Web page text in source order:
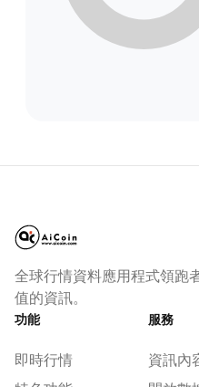
全球行情資料應用程式領跑
值的資訊。
功能
即時行情
服務
資訊內